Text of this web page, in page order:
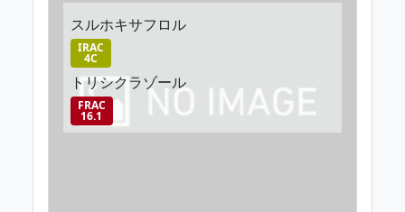
スルホキサフロル
IRAC
4C
トリシクラゾール
FRAC
16.1